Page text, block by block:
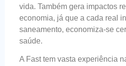
vida. Também gera impactos
economia, já que a cada real
saneamento, economiza-se
saúde.
A Fast tem vasta experiência